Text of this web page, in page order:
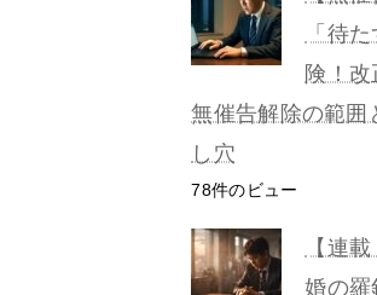
「待
険！
無催告解除の範囲
し穴
78件のビュー
【連
婚の羅